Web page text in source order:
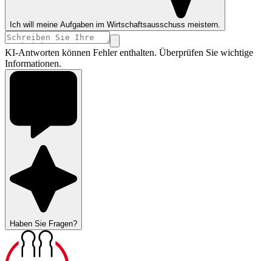
Ich will meine Aufgaben im Wirtschaftsausschuss meistern.
KI-Antworten können Fehler enthalten. Überprüfen Sie wichtige
Informationen.
Haben Sie Fragen?